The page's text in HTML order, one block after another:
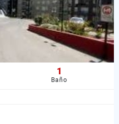
1
Baño